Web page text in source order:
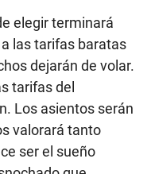
elegir terminará
las tarifas baratas
dejarán de volar.
tarifas del
Los asientos serán
valorará tanto
ser el sueño